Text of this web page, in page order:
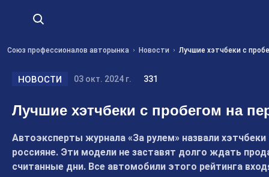
Союз профессионалов авторынка Новости Лучшие хэтчбеки с
НОВОСТИ 03 окт. 2024 г. 331
Лучшие хэтчбеки с пробегом на
Автоэксперты журнала «За рулем» назвали
россияне. Эти модели не заставят долго ждать
считанные дни. Все автомобили этого рейтинга